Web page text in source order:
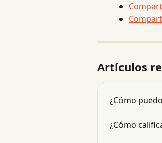
Artículos
¿Cómo
¿Cómo